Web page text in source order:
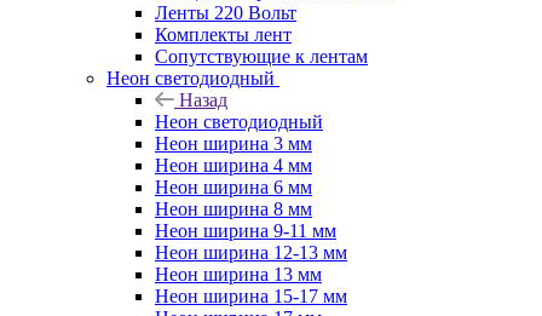
Ленты 220 Вольт
Комплекты лент
Сопутствующие к лентам
Неон светодиодный
Назад
Неон светодиодный
Неон ширина 3 мм
Неон ширина 4 мм
Неон ширина 6 мм
Неон ширина 8 мм
Неон ширина 9-11 мм
Неон ширина 12-13 мм
Неон ширина 13 мм
Неон ширина 15-17 мм